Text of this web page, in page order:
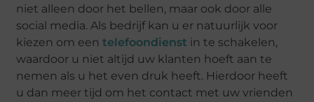
niet alleen door het bellen, maar ook door alle
social media. Als bedrijf kan u er natuurlijk voor
kiezen om eentelefoondienst in te schakelen,
waardoor u niet altijd uw klanten hoeft aan te
nemen als u het even druk heeft. Hierdoor heeft
u dan meer tijd om het contact met uw vrienden